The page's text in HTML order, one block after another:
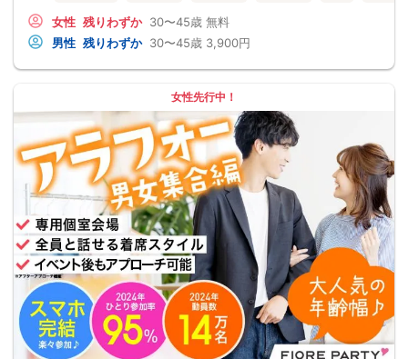
女性 残りわずか 30〜45歳 無料
男性 残りわずか 30〜45歳 3,900円
女性先行中！